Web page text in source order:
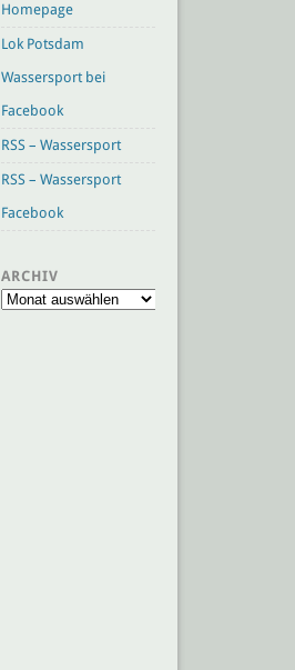
Homepage
Lok Potsdam
Wassersport bei
Facebook
RSS – Wassersport
RSS – Wassersport
Facebook
ARCHIV
Archiv